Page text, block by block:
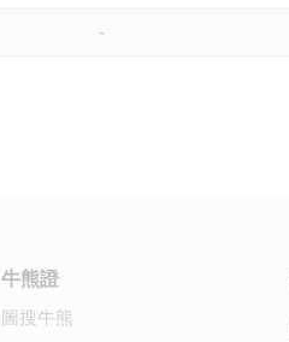
-
牛熊證
圖搜牛熊